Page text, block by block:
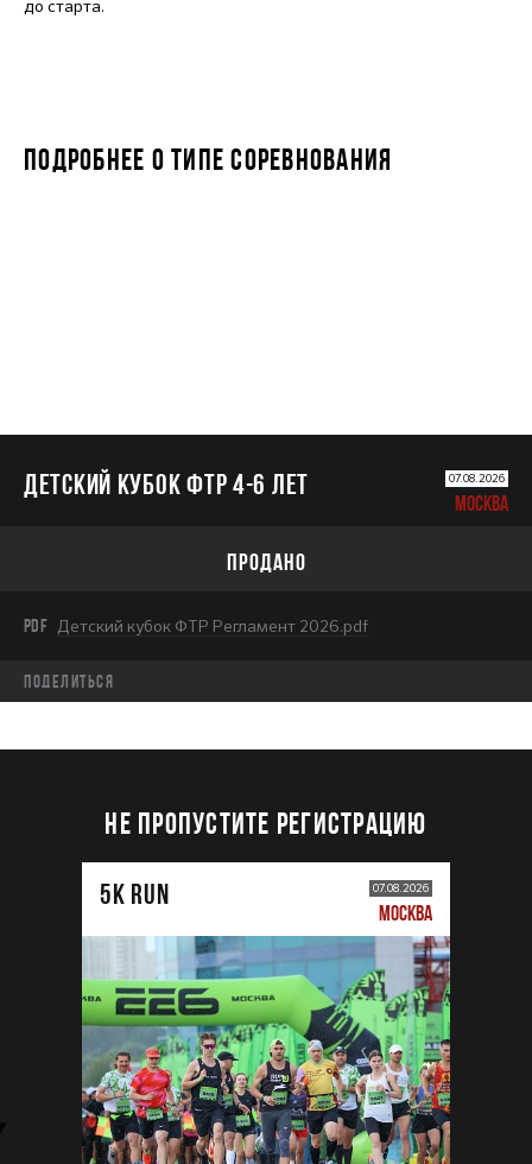
до старта.
ПОДРОБНЕЕ О ТИПЕ СОРЕВНОВАНИЯ
ДЕТСКИЙ КУБОК ФТР 4-6 лет 07.08.2026
МОСКВА
ПРОДАНО
PDF Детский кубок ФТР Регламент 2026.pdf
Поделиться
НЕ ПРОПУСТИТЕ РЕГИСТРАЦИЮ
5К RUN 07.08.2026
МОСКВА